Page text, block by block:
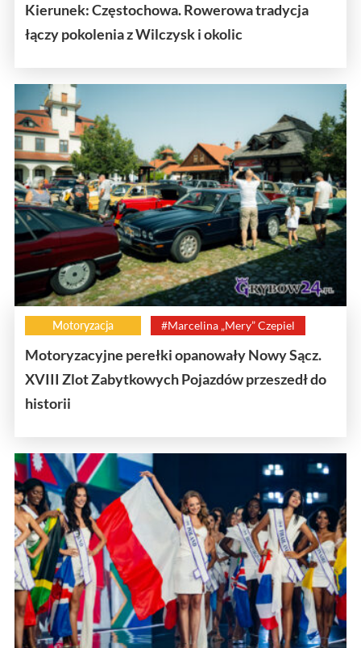
Kierunek: Częstochowa. Rowerowa tradycja
łączy pokolenia z Wilczysk i okolic
Motoryzacja #Marcelina „Mery” Czepiel
Motoryzacyjne perełki opanowały Nowy Sącz.
XVIII Zlot Zabytkowych Pojazdów przeszedł do
historii